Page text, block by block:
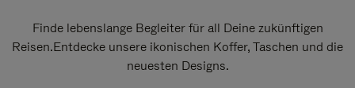
Finde lebenslange Begleiter für all Deine zukünftigen
Reisen.Entdecke unsere ikonischen Koffer, Taschen und die
neuesten Designs.